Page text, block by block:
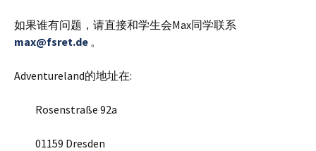
如果谁有问题，请直接和学生会Max同学联系
max@fsret.de 。
Adventureland的地址在:
Rosenstraße 92a
01159 Dresden